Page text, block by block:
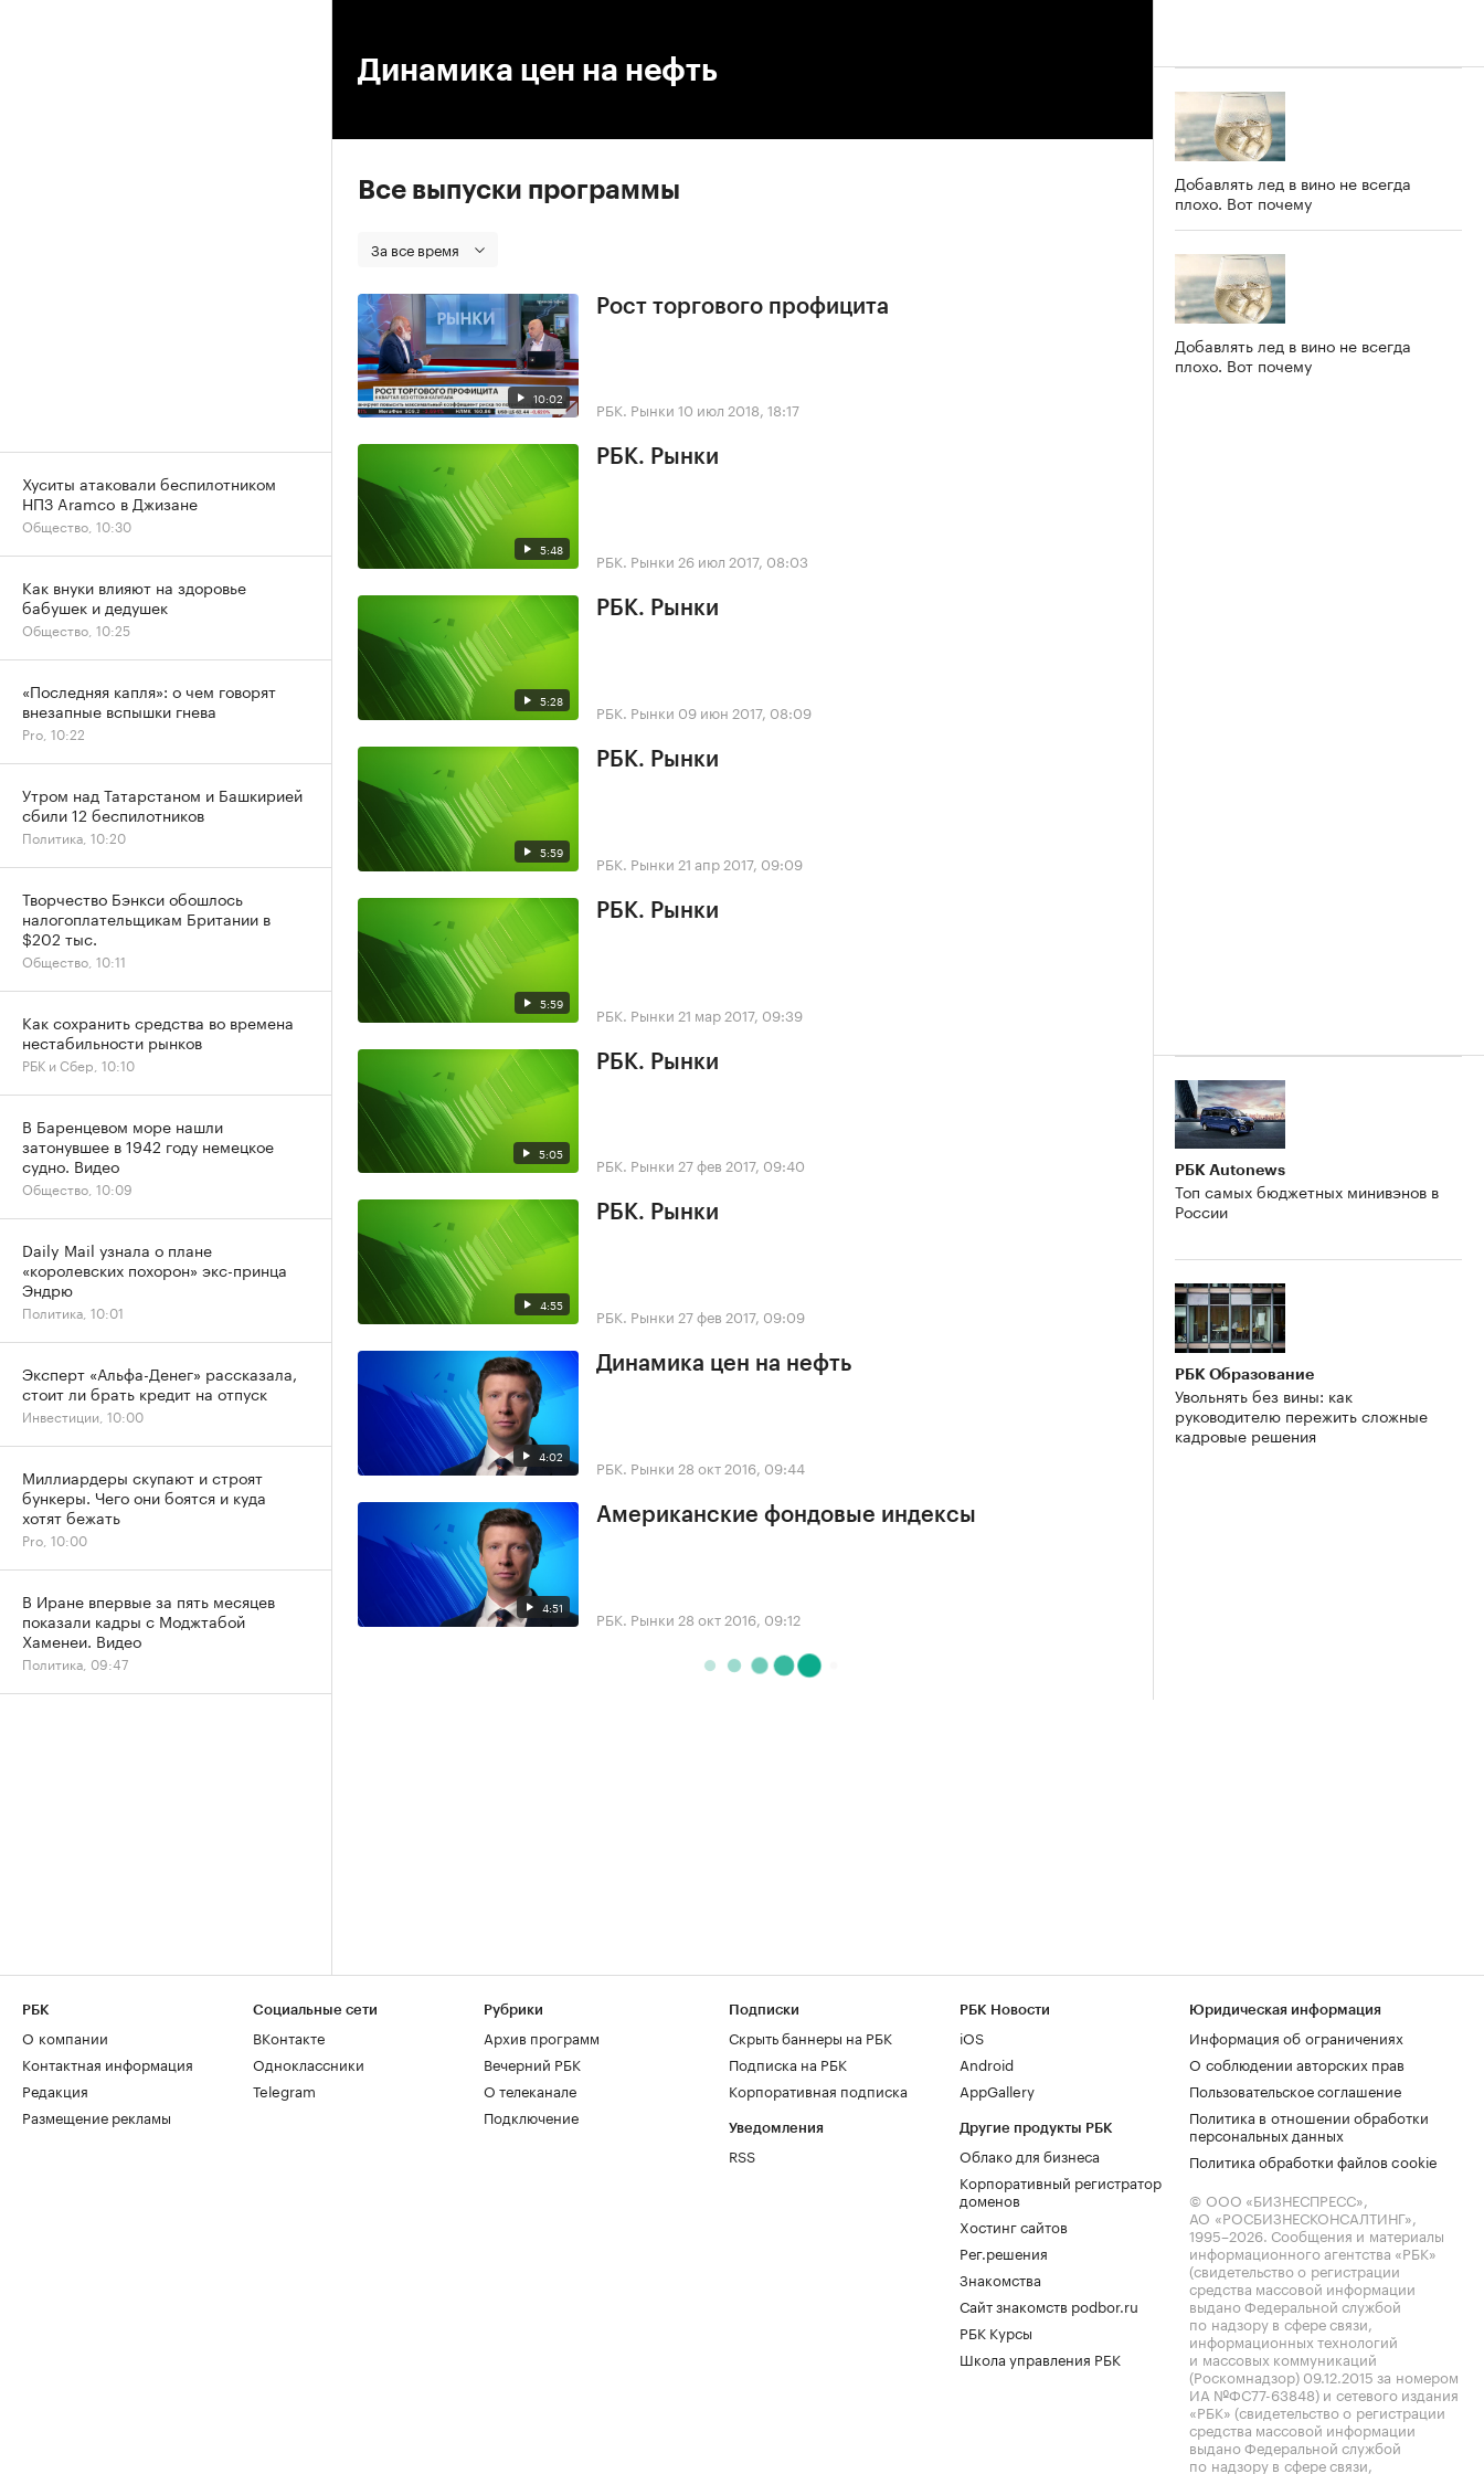
Динамика цен на нефть
Все выпуски программы
За все время
10:02
Рост торгового профицита
РБК. Рынки 10 июл 2018, 18:17
5:48
РБК. Рынки
РБК. Рынки 26 июл 2017, 08:03
5:28
РБК. Рынки
РБК. Рынки 09 июн 2017, 08:09
5:59
РБК. Рынки
РБК. Рынки 21 апр 2017, 09:09
5:59
РБК. Рынки
РБК. Рынки 21 мар 2017, 09:39
5:05
РБК. Рынки
РБК. Рынки 27 фев 2017, 09:40
4:55
РБК. Рынки
РБК. Рынки 27 фев 2017, 09:09
4:02
Динамика цен на нефть
РБК. Рынки 28 окт 2016, 09:44
4:51
Американские фондовые индексы
РБК. Рынки 28 окт 2016, 09:12
Добавлять лед в вино не всегда
плохо. Вот почему
Добавлять лед в вино не всегда
плохо. Вот почему
РБК Autonews
Топ самых бюджетных минивэнов в
России
РБК Образование
Увольнять без вины: как
руководителю пережить сложные
кадровые решения
Хуситы атаковали беспилотником
НПЗ Aramco в Джизане
Общество, 10:30
Как внуки влияют на здоровье
бабушек и дедушек
Общество, 10:25
«Последняя капля»: о чем говорят
внезапные вспышки гнева
Pro, 10:22
Утром над Татарстаном и Башкирией
сбили 12 беспилотников
Политика, 10:20
Творчество Бэнкси обошлось
налогоплательщикам Британии в
$202 тыс.
Общество, 10:11
Как сохранить средства во времена
нестабильности рынков
РБК и Сбер, 10:10
В Баренцевом море нашли
затонувшее в 1942 году немецкое
судно. Видео
Общество, 10:09
Daily Mail узнала о плане
«королевских похорон» экс-принца
Эндрю
Политика, 10:01
Эксперт «Альфа-Денег» рассказала,
стоит ли брать кредит на отпуск
Инвестиции, 10:00
Миллиардеры скупают и строят
бункеры. Чего они боятся и куда
хотят бежать
Pro, 10:00
В Иране впервые за пять месяцев
показали кадры с Моджтабой
Хаменеи. Видео
Политика, 09:47
РБК
О компании
Контактная информация
Редакция
Размещение рекламы
Социальные сети
ВКонтакте
Одноклассники
Telegram
Рубрики
Архив программ
Вечерний РБК
О телеканале
Подключение
Подписки
Скрыть баннеры на РБК
Подписка на РБК
Корпоративная подписка
Уведомления
RSS
РБК Новости
iOS
Android
AppGallery
Другие продукты РБК
Облако для бизнеса
Корпоративный регистратор
доменов
Хостинг сайтов
Рег.решения
Знакомства
Сайт знакомств podbor.ru
РБК Курсы
Школа управления РБК
Юридическая информация
Информация об ограничениях
О соблюдении авторских прав
Пользовательское соглашение
Политика в отношении обработки
персональных данных
Политика обработки файлов cookie
© ООО «БИЗНЕСПРЕСС»,
АО «РОСБИЗНЕСКОНСАЛТИНГ»,
1995–2026. Сообщения и материалы
информационного агентства «РБК»
(свидетельство о регистрации
средства массовой информации
выдано Федеральной службой
по надзору в сфере связи,
информационных технологий
и массовых коммуникаций
(Роскомнадзор) 09.12.2015 за номером
ИА №ФС77-63848) и сетевого издания
«РБК» (свидетельство о регистрации
средства массовой информации
выдано Федеральной службой
по надзору в сфере связи,